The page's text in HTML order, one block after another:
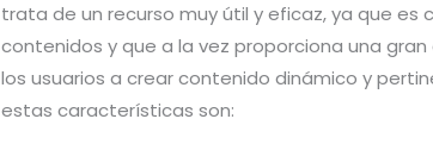
trata de un recurso muy útil y eficaz, ya que
contenidos y que a la vez proporciona una
los usuarios a crear contenido dinámico y
estas características son: